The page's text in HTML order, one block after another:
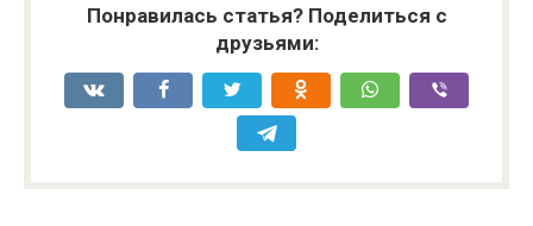
Понравилась статья? Поделиться с
друзьями: